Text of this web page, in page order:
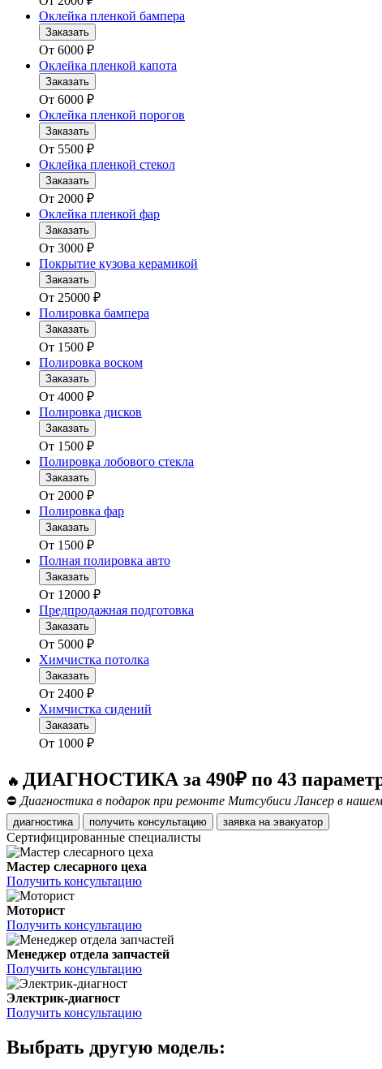
Оклейка пленкой бампера
Заказать
От 6000 ₽
Оклейка пленкой капота
Заказать
От 6000 ₽
Оклейка пленкой порогов
Заказать
От 5500 ₽
Оклейка пленкой стекол
Заказать
От 2000 ₽
Оклейка пленкой фар
Заказать
От 3000 ₽
Покрытие кузова керамикой
Заказать
От 25000 ₽
Полировка бампера
Заказать
От 1500 ₽
Полировка воском
Заказать
От 4000 ₽
Полировка дисков
Заказать
От 1500 ₽
Полировка лобового стекла
Заказать
От 2000 ₽
Полировка фар
Заказать
От 1500 ₽
Полная полировка авто
Заказать
От 12000 ₽
Предпродажная подготовка
Заказать
От 5000 ₽
Химчистка потолка
Заказать
От 2400 ₽
Химчистка сидений
Заказать
От 1000 ₽
🔥 ДИАГНОСТИКА за 490₽ по 43
⛔ Диагностика в подарок при ремонте Митсубиси Лансер в
диагностика получить консультацию заявка на эвакуатор
Сертифицированные специалисты
Мастер слесарного цеха
Получить консультацию
Моторист
Получить консультацию
Менеджер отдела запчастей
Получить консультацию
Электрик-диагност
Получить консультацию
Выбрать другую модель: